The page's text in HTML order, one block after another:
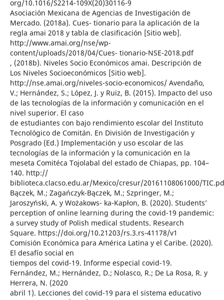
org/10.1016/S2214-109X(20)30116-9
Asociación Mexicana de Agencias de Investigación de
Mercado. (2018a). Cues- tionario para la aplicación de la
regla amai 2018 y tabla de clasificación [Sitio web].
http://www.amai.org/nse/wp-
content/uploads/2018/04/Cues- tionario-NSE-2018.pdf
, (2018b). Niveles Socio Económicos amai. Descripción de
Los Niveles Socioeconómicos [Sitio web].
http://nse.amai.org/niveles-socio-economicos/ Avendaño,
V.; Hernández, S.; López, J. y Ruiz, B. (2015). Impacto del uso
de las tecnologías de la información y comunicación en el
nivel superior. El caso
de estudiantes con bajo rendimiento escolar del Instituto
Tecnológico de Comitán. En División de Investigación y
Posgrado (Ed.) Implementación y uso escolar de las
tecnologías de la información y la comunicación en la
meseta Comitéca Tojolabal del estado de Chiapas, pp. 104–
140. http://
biblioteca.clacso.edu.ar/Mexico/cresur/20161108061000/
Bączek, M.; Zagańczyk-Bączek, M.; Szpringer, M.;
Jaroszyński, A. y Wożakows- ka-Kapłon, B. (2020). Students’
perception of online learning during the covid-19 pandemic:
a survey study of Polish medical students. Research
Square. https://doi.org/10.21203/rs.3.rs-41178/v1
Comisión Económica para América Latina y el Caribe. (2020).
El desafío social en
tiempos del covid-19. Informe especial covid-19.
Fernández, M.; Hernández, D.; Nolasco, R.; De La Rosa, R. y
Herrera, N. (2020
abril 1). Lecciones del covid-19 para el sistema educativo